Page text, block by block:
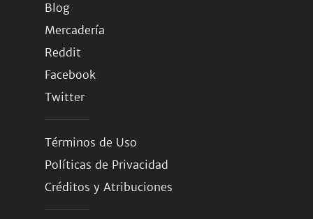
Blog
Mercadería
Reddit
Facebook
Twitter
Términos de Uso
Políticas de Privacidad
Créditos y Atribuciones